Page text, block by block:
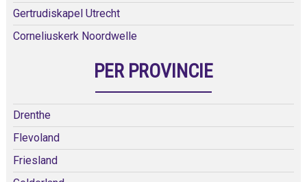
Gertrudiskapel Utrecht
Corneliuskerk Noordwelle
PER PROVINCIE
Drenthe
Flevoland
Friesland